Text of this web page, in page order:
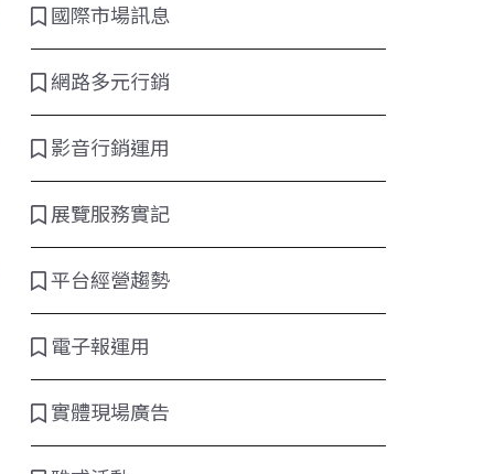
國際市場訊息
網路多元行銷
影音行銷運用
展覽服務實記
平台經營趨勢
電子報運用
實體現場廣告